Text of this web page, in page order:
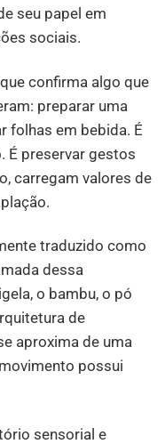
seu papel em
sociais.
confirma algo que
preparar uma
folhas em bebida. É
É preservar gestos
carregam valores de
traduzido como
dessa
o bambu, o pó
de
aproxima de uma
possui
sensorial e